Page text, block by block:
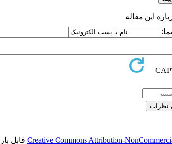
این مقاله
Creative Commons Attribution- قابل